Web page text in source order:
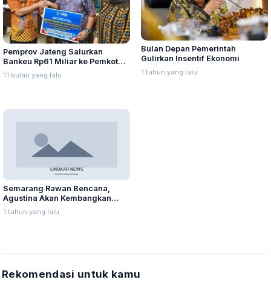
Pemprov Jateng Salurkan
Bankeu Rp61 Miliar ke Pemkot
Pekalongan
11 bulan yang lalu
Bulan Depan Pemerintah
Gulirkan Insentif Ekonomi
1 tahun yang lalu
Semarang Rawan Bencana,
Agustina Akan Kembangkan
Teknologi Mitigasi dan
Pengadaan Insentif Relawan
1 tahun yang lalu
Rekomendasi untuk kamu